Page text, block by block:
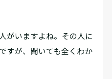
がいますよね。その人に
すが、聞いても全くわか